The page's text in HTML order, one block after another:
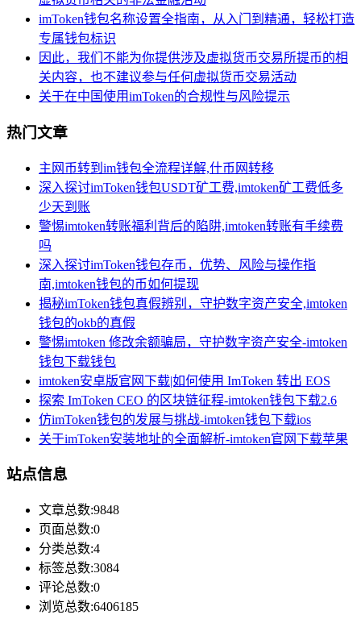
imToken钱包名称设置全指南，从入门到精通，轻松打造
专属钱包标识
因此，我们不能为你提供涉及虚拟货币交易所提币的相
关内容，也不建议参与任何虚拟货币交易活动
关于在中国使用imToken的合规性与风险提示
热门文章
主网币转到im钱包全流程详解,什币网转移
深入探讨imToken钱包USDT矿工费,imtoken矿工费低多
少天到账
警惕imtoken转账福利背后的陷阱,imtoken转账有手续费
吗
深入探讨imToken钱包存币，优势、风险与操作指
南,imtoken钱包的币如何提现
揭秘imToken钱包真假辨别，守护数字资产安全,imtoken
钱包的okb的真假
警惕imtoken 修改余额骗局，守护数字资产安全-imtoken
钱包下载钱包
imtoken安卓版官网下载|如何使用 ImToken 转出 EOS
探索 ImToken CEO 的区块链征程-imtoken钱包下载2.6
仿imToken钱包的发展与挑战-imtoken钱包下载ios
关于imToken安装地址的全面解析-imtoken官网下载苹果
站点信息
文章总数:9848
页面总数:0
分类总数:4
标签总数:3084
评论总数:0
浏览总数:6406185